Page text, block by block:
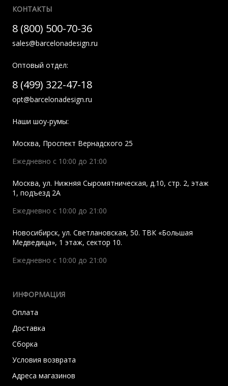
КОНТАКТЫ
8 (800) 500-70-36
sales@barcelonadesign.ru
Оптовый отдел:
8 (499) 322-47-18
opt@barcelonadesign.ru
Наши шоу-румы:
Москва, Проспект Вернадского 25
Ежедневно с 10:00 до 21:00
Москва, ул. Нижняя Сыромятническая, д.10, стр. 2, этаж
1, подъезд 2A
Ежедневно с 10:00 до 21:00
Новосибирск, ул. Светлановская, 50. ТВК «Большая
Медведица», 1 этаж, сектор 10.
Ежедневно с 10:00 до 21:00
ИНФОРМАЦИЯ
Оплата
Доставка
Сборка
Условия возврата
Адреса магазинов